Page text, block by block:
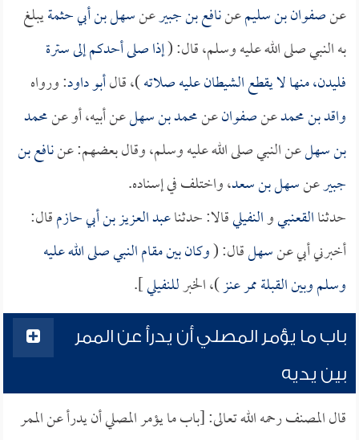
عنصفوان بن سليمعننافع بن جبيرعنسهل بن أبي حثمةيبلغ
به النبي صلى الله عليه وسلم، قال: (إذا صلى أحدكم إلى سترة
فليدن، منها لا يقطع الشيطان عليه صلاته)، قالأبو داود: ورواه
واقد بن محمدعنصفوانعنمحمد بن سهلعن أبيه، أو عنمحمد
بن سهلعن النبي صلى الله عليه وسلم، وقال بعضهم: عننافع بن
جبيرعنسهل بن سعد، واختلف في إسناده.
حدثناالقعنبيوالنفيليقالا: حدثناعبد العزيز بن أبي حازمقال:
أخبرني أبي عنسهلقال: (وكان بين مقام النبي صلى الله عليه
وسلم وبين القبلة ممر عنز)، الخبرللنفيلي].
باب ما يؤمر المصلي أن يدرأ عن الممر
بين يديه
قال المصنف رحمه الله تعالى: [باب ما يؤمر المصلي أن يدرأ عن الممر